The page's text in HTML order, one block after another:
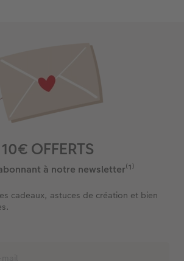
10€ OFFERTS
à notre newsletter⁽¹⁾
cadeaux, astuces de création et bien